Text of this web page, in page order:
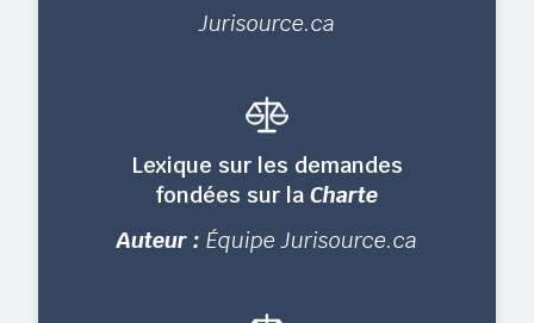
Jurisource.ca
Lexique sur les demandes
fondées sur laCharte
Auteur : Équipe Jurisource.ca